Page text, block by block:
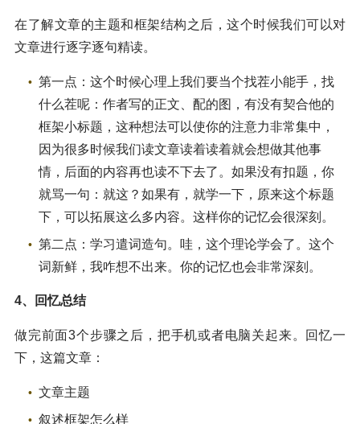
在了解文章的主题和框架结构之后，这个时候我们可以对
文章进行逐字逐句精读。
第一点：这个时候心理上我们要当个找茬小能手，找
什么茬呢：作者写的正文、配的图，有没有契合他的
框架小标题，这种想法可以使你的注意力非常集中，
因为很多时候我们读文章读着读着就会想做其他事
情，后面的内容再也读不下去了。如果没有扣题，你
就骂一句：就这？如果有，就学一下，原来这个标题
下，可以拓展这么多内容。这样你的记忆会很深刻。
第二点：学习遣词造句。哇，这个理论学会了。这个
词新鲜，我咋想不出来。你的记忆也会非常深刻。
4、回忆总结
做完前面3个步骤之后，把手机或者电脑关起来。回忆一
下，这篇文章：
文章主题
叙述框架怎么样